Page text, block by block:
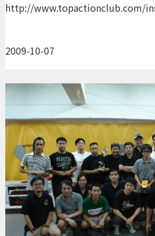
2009-10-07
http://www.topactionclub.com/